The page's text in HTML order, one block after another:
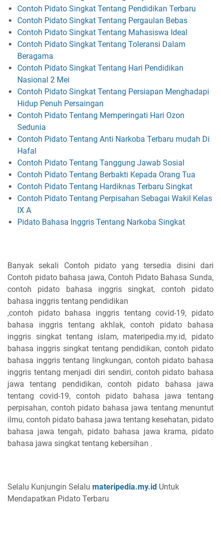
Contoh Pidato Singkat Tentang Pendidikan Terbaru
Contoh Pidato Singkat Tentang Pergaulan Bebas
Contoh Pidato Singkat Tentang Mahasiswa Ideal
Contoh Pidato Singkat Tentang Toleransi Dalam
Beragama
Contoh Pidato Singkat Tentang Hari Pendidikan
Nasional 2 Mei
Contoh Pidato Singkat Tentang Persiapan Menghadapi
Hidup Penuh Persaingan
Contoh Pidato Tentang Memperingati Hari Ozon
Sedunia
Contoh Pidato Tentang Anti Narkoba Terbaru mudah Di
Hafal
Contoh Pidato Tentang Tanggung Jawab Sosial
Contoh Pidato Tentang Berbakti Kepada Orang Tua
Contoh Pidato Tentang Hardiknas Terbaru Singkat
Contoh Pidato Tentang Perpisahan Sebagai Wakil Kelas
IX A
Pidato Bahasa Inggris Tentang Narkoba Singkat
Banyak sekali Contoh pidato yang tersedia disini dari
Contoh pidato bahasa jawa, Contoh Pidato Bahasa Sunda,
contoh pidato bahasa inggris singkat, contoh pidato
bahasa inggris tentang pendidikan
,contoh pidato bahasa inggris tentang covid-19, pidato
bahasa inggris tentang akhlak, contoh pidato bahasa
inggris singkat tentang islam, materipedia.my.id, pidato
bahasa inggris singkat tentang pendidikan, contoh pidato
bahasa inggris tentang lingkungan, contoh pidato bahasa
inggris tentang menjadi diri sendiri, contoh pidato bahasa
jawa tentang pendidikan, contoh pidato bahasa jawa
tentang covid-19, contoh pidato bahasa jawa tentang
perpisahan, contoh pidato bahasa jawa tentang menuntut
ilmu, contoh pidato bahasa jawa tentang kesehatan, pidato
bahasa jawa tengah, pidato bahasa jawa krama, pidato
bahasa jawa singkat tentang kebersihan .
Selalu Kunjungin Selalu materipedia.my.id Untuk
Mendapatkan Pidato Terbaru